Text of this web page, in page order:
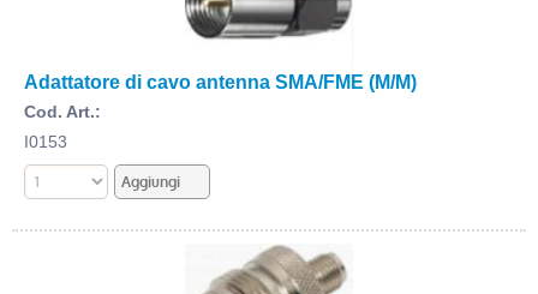
Adattatore di cavo antenna SMA/FME (M/M)
Cod. Art.:
I0153